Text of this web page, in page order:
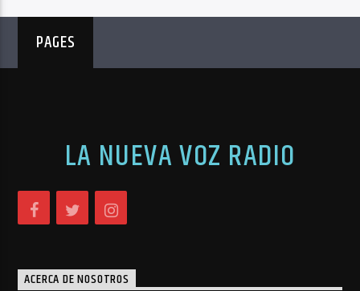
PAGES
LA NUEVA VOZ RADIO
ACERCA DE NOSOTROS